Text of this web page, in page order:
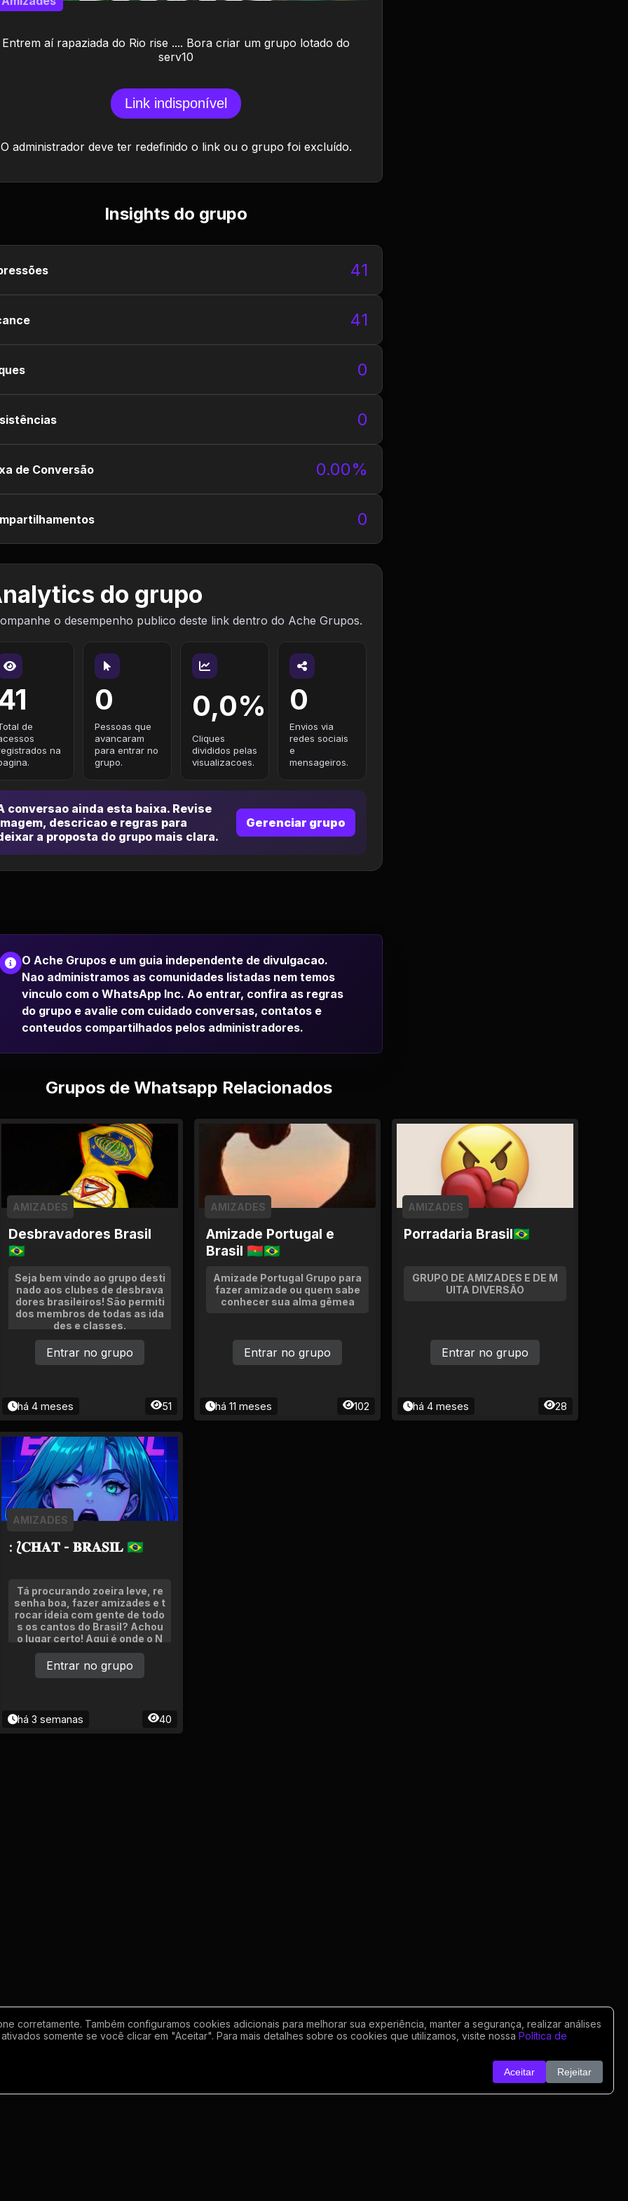
Entrem aí rapaziada do Rio rise .... Bora criar um grupo lotado do
serv10
Link indisponível
O administrador deve ter redefinido o link ou o grupo foi excluído.
Insights do grupo
41
41
0
0
de Conversão 0.00%
0
do grupo
o desempenho publico deste link dentro do Ache Grupos.
de
na
0
Pessoas que
avancaram
para entrar no
grupo.
0,0%
Cliques
divididos pelas
visualizacoes.
0
Envios via
redes sociais
e
mensageiros.
conversao ainda esta baixa. Revise
descricao e regras para
a proposta do grupo mais clara.
Gerenciar grupo
O Ache Grupos e um guia independente de divulgacao.
Nao administramos as comunidades listadas nem temos
vinculo com o WhatsApp Inc. Ao entrar, confira as regras
do grupo e avalie com cuidado conversas, contatos e
conteudos compartilhados pelos administradores.
Grupos de Whatsapp Relacionados
Desbravadores Brasil
🇧🇷
AMIZADES
Seja bem vindo ao grupo desti
nado aos clubes de desbrava
dores brasileiros! São permiti
dos membros de todas as ida
des e classes.
há 4 meses 51
Entrar no grupo
Amizade Portugal e
Brasil 🇧🇫🇧🇷
AMIZADES
Amizade Portugal Grupo para
fazer amizade ou quem sabe
conhecer sua alma gêmea
há 11 meses 102
Entrar no grupo
Porradaria Brasil🇧🇷
AMIZADES
GRUPO DE AMIZADES E DE M
UITA DIVERSÃO
há 4 meses 28
Entrar no grupo
: ⟅𝐂𝐇𝐀𝐓 - 𝐁𝐑𝐀𝐒𝐈𝐋 🇧🇷
AMIZADES
Tá procurando zoeira leve, re
senha boa, fazer amizades e t
rocar ideia com gente de todo
s os cantos do Brasil? Achou
o lugar certo! Aqui é onde o N
ordeste se encontra com o Su
l, o Sudeste zoa com o Norte!
há 3 semanas 40
Entrar no grupo
corretamente. Também configuramos cookies adicionais para melhorar sua experiência, manter a segurança, realizar análises
somente se você clicar em "Aceitar". Para mais detalhes sobre os cookies que utilizamos, visite nossa Política de
Aceitar Rejeitar